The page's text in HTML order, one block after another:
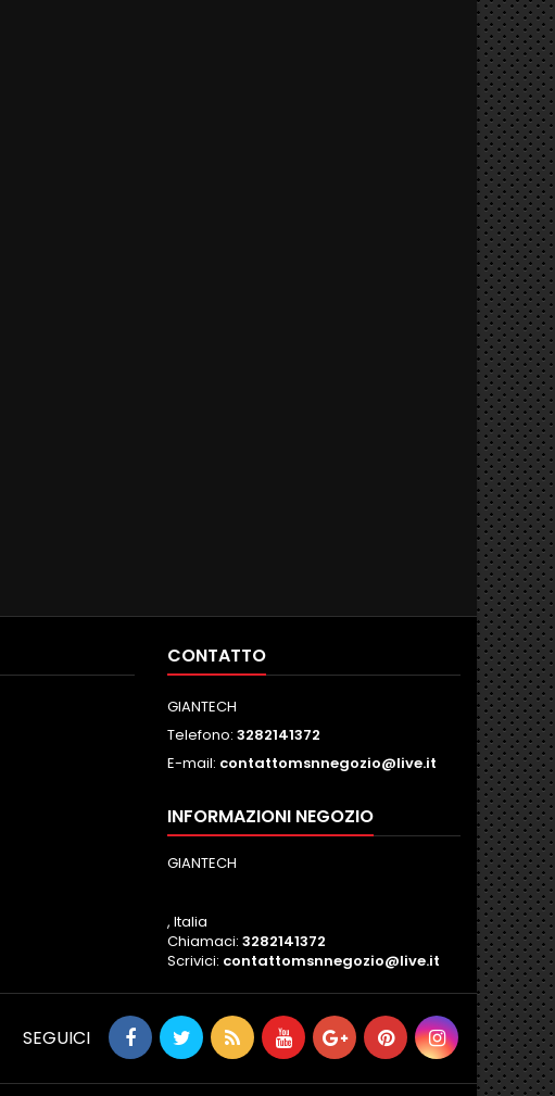
CONTATTO
GIANTECH
Telefono: 3282141372
E-mail: contattomsnnegozio@live.it
INFORMAZIONI NEGOZIO
GIANTECH
, Italia
Chiamaci: 3282141372
Scrivici: contattomsnnegozio@live.it
SEGUICI